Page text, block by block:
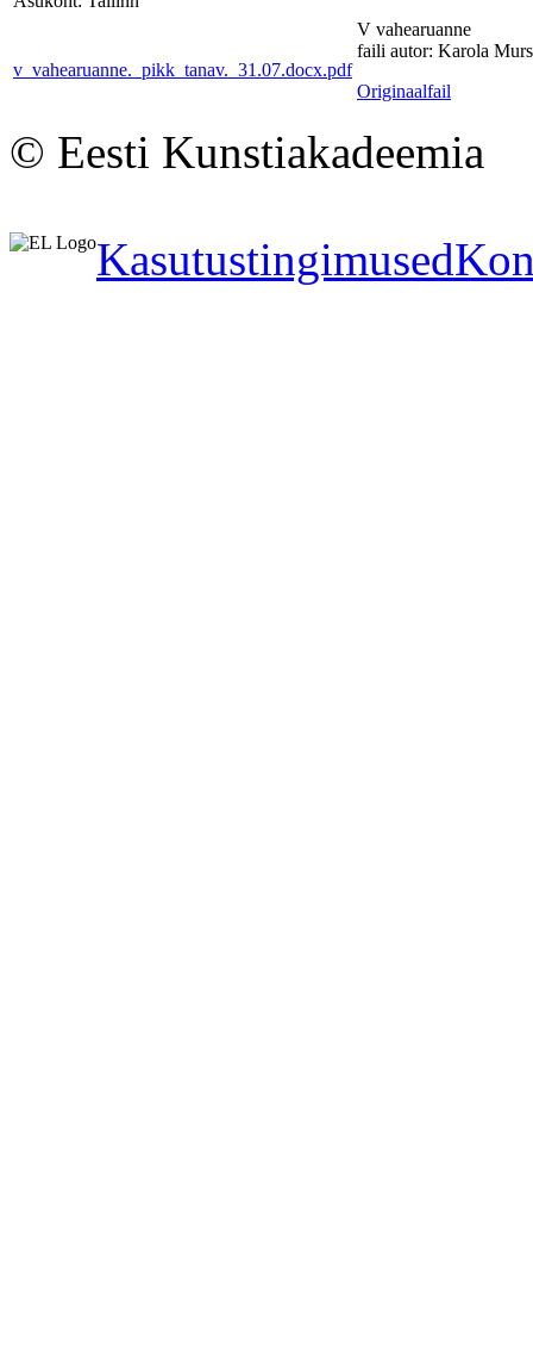
v_vahearuanne._pikk_tanav._31.07.docx.pdf
V vahearuanne
faili autor: Karola
Originaalfail
© Eesti Kunstiakadeemia
Kasutustingimused